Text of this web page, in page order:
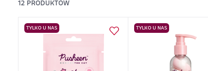
12 PRODUKTÓW
TYLKO U NAS TYLKO U NAS